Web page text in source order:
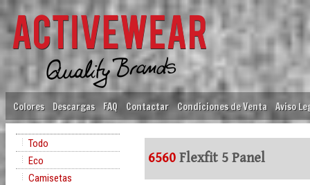
Colores Descargas FAQ Contactar Condiciones de Venta Aviso
Todo
Eco
Camisetas
6560 Flexfit 5 Panel